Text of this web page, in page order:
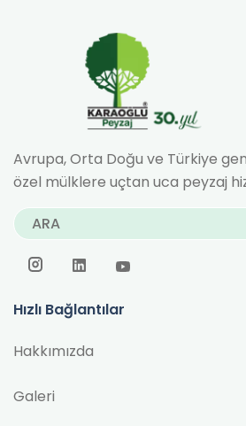
Avrupa, Orta Doğu ve Türkiye
özel mülklere uçtan uca peyzaj
Hızlı Bağlantılar
Hakkımızda
Galeri